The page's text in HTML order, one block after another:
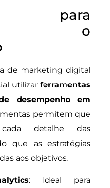
para
o
de marketing digital
utilizar ferramentas
desempenho em
permitem que
detalhe das
que as estratégias
aos objetivos.
: Ideal para